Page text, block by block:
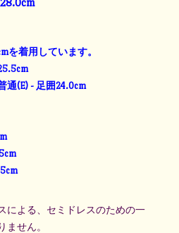
を着用しています。
通(E) - 足囲24.0cm
による、セミドレスのための一
ません。